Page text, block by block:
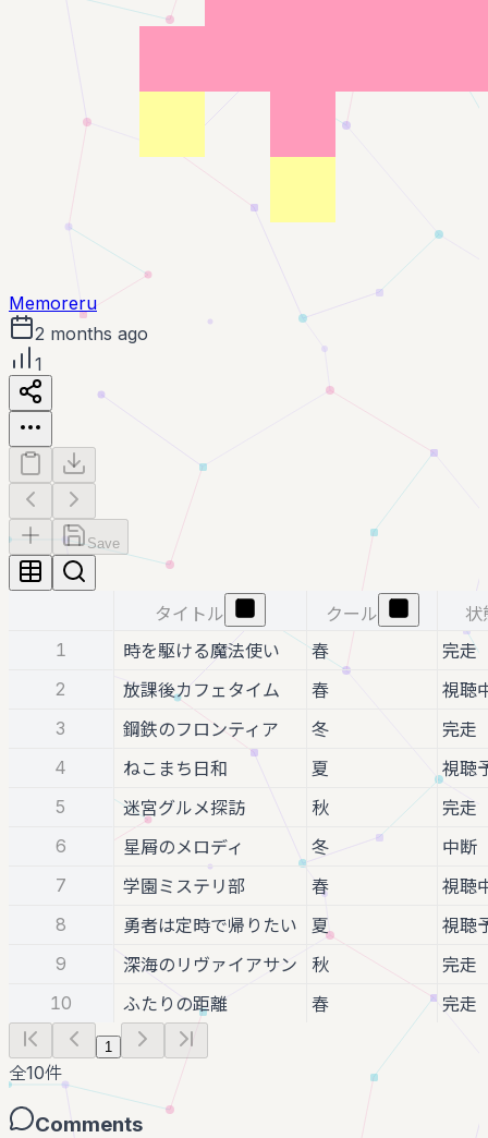
Memoreru
2 months ago
1
Save
タイトル クール
状
1
時を駆ける魔法使い 春
完走
2
放課後カフェタイム 春
視聴
3
鋼鉄のフロンティア 冬
完走
4
ねこまち日和 夏
視聴
5
迷宮グルメ探訪 秋
完走
6
星屑のメロディ 冬
中断
7
学園ミステリ部 春
視聴
8
勇者は定時で帰りたい 夏
視聴
9
深海のリヴァイアサン 秋
完走
10
ふたりの距離 春 完走
1
全10件
Comments